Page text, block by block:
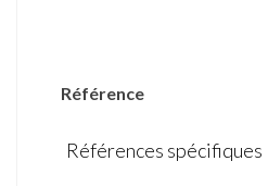
Référence
Références spécifiques